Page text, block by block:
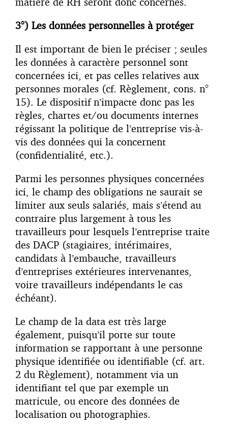
3°) Les données personnelles à protéger
Il est important de bien le préciser ; seules
les données à caractère personnel sont
concernées ici, et pas celles relatives aux
personnes morales (cf. Règlement, cons. n°
15). Le dispositif n’impacte donc pas les
règles, chartes et/ou documents internes
régissant la politique de l’entreprise vis-à-
vis des données qui la concernent
(confidentialité, etc.).
Parmi les personnes physiques concernées
ici, le champ des obligations ne saurait se
limiter aux seuls salariés, mais s’étend au
contraire plus largement à tous les
travailleurs pour lesquels l’entreprise traite
des DACP (stagiaires, intérimaires,
candidats à l’embauche, travailleurs
d’entreprises extérieures intervenantes,
voire travailleurs indépendants le cas
échéant).
Le champ de la data est très large
également, puisqu’il porte sur toute
information se rapportant à une personne
physique identifiée ou identifiable (cf. art.
2 du Règlement), notamment via un
identifiant tel que par exemple un
matricule, ou encore des données de
localisation ou photographies.